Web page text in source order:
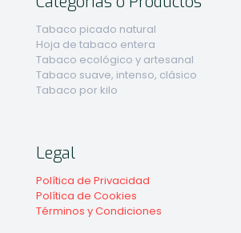
Tabaco picado natural
Hoja de tabaco entera
Tabaco ecológico y artesanal
Tabaco suave, intenso, clásico
Tabaco por kilo
Legal
Política de Privacidad
Política de Cookies
Términos y Condiciones